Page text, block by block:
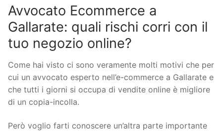
Avvocato Ecommerce a
Gallarate: quali rischi corri con il
tuo negozio online?
Come hai visto ci sono veramente molti motivi che per
cui un avvocato esperto nell’e-commerce a Gallarate e
che tutti i giorni si occupa di vendite online è migliore
di un copia-incolla.
Però voglio farti conoscere un’altra parte importante